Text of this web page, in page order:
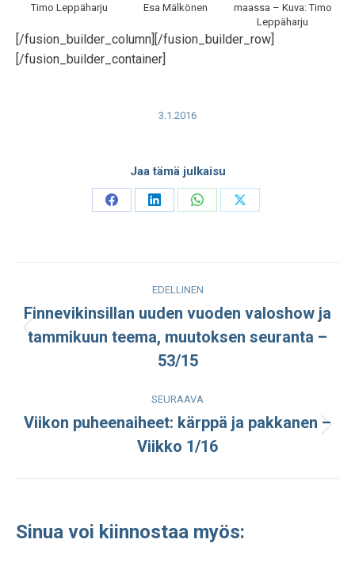
Timo Leppäharju
Esa Mälkönen
maassa – Kuva: Timo
Leppäharju
[/fusion_builder_column][/fusion_builder_row]
[/fusion_builder_container]
3.1.2016
Jaa tämä julkaisu
Share
Share
Share
Share
navigation
EDELLINEN
Edellinen
julkaisu:
Finnevikinsillan uuden vuoden valoshow ja
tammikuun teema, muutoksen seuranta –
53/15
SEURAAVA
Seuraava
julkaisu:
Viikon puheenaiheet: kärppä ja pakkanen –
Viikko 1/16
Sinua voi kiinnostaa myös: